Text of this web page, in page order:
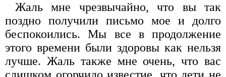
Жаль мне чрезвычайно, что вы так
поздно получили письмо мое и долго
беспокоились. Мы все в продолжение
этого времени были здоровы как нельзя
лучше. Жаль также мне очень, что вас